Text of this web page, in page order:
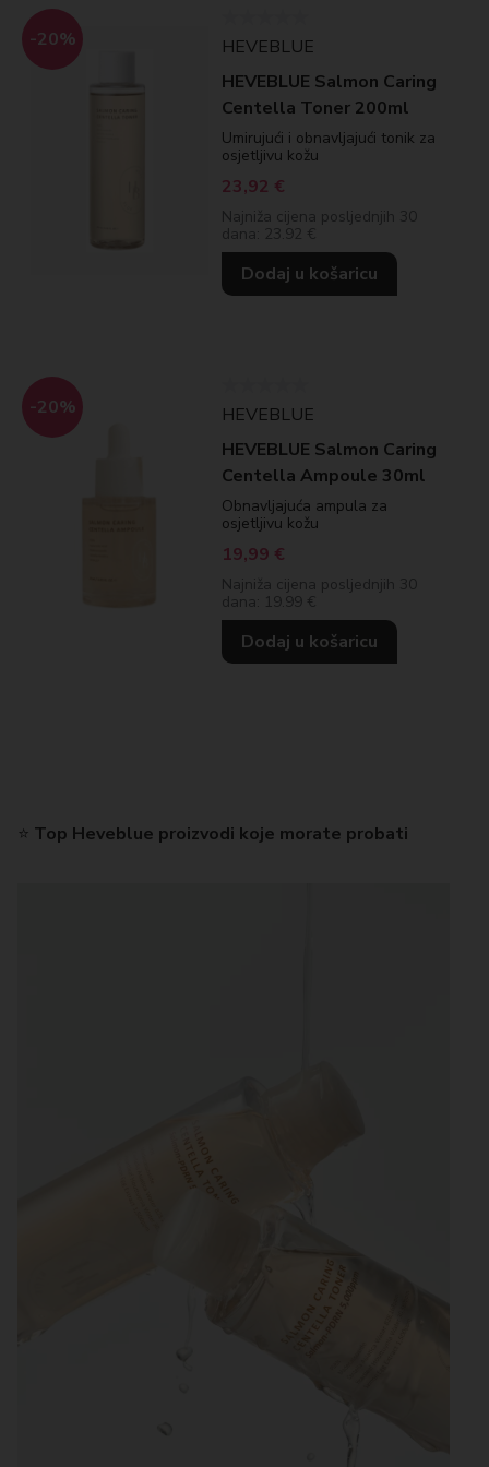
-20%
HEVEBLUE
HEVEBLUE Salmon Caring
Centella Toner 200ml
Umirujući i obnavljajući tonik za
osjetljivu kožu
23,92 €
Najniža cijena posljednjih 30
dana: 23.92 €
Dodaj u košaricu
-20%
HEVEBLUE
HEVEBLUE Salmon Caring
Centella Ampoule 30ml
Obnavljajuća ampula za
osjetljivu kožu
19,99 €
Najniža cijena posljednjih 30
dana: 19.99 €
Dodaj u košaricu
⭐ Top Heveblue proizvodi koje morate probati